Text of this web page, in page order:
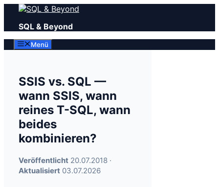
Zum
springen
SQL & Beyond
Menü
SSIS vs. SQL —
wann SSIS, wann
reines T-SQL, wann
beides
kombinieren?
Veröffentlicht 20.07.2018 ·
Aktualisiert 03.07.2026